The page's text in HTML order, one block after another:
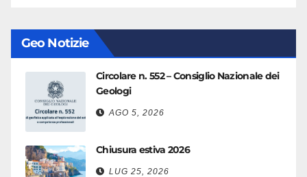
Geo Notizie
Circolare n. 552 – Consiglio Nazionale dei
Geologi
AGO 5, 2026
Chiusura estiva 2026
LUG 25, 2026